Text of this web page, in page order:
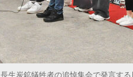
長生炭鉱犠牲者の追悼集会で発言す